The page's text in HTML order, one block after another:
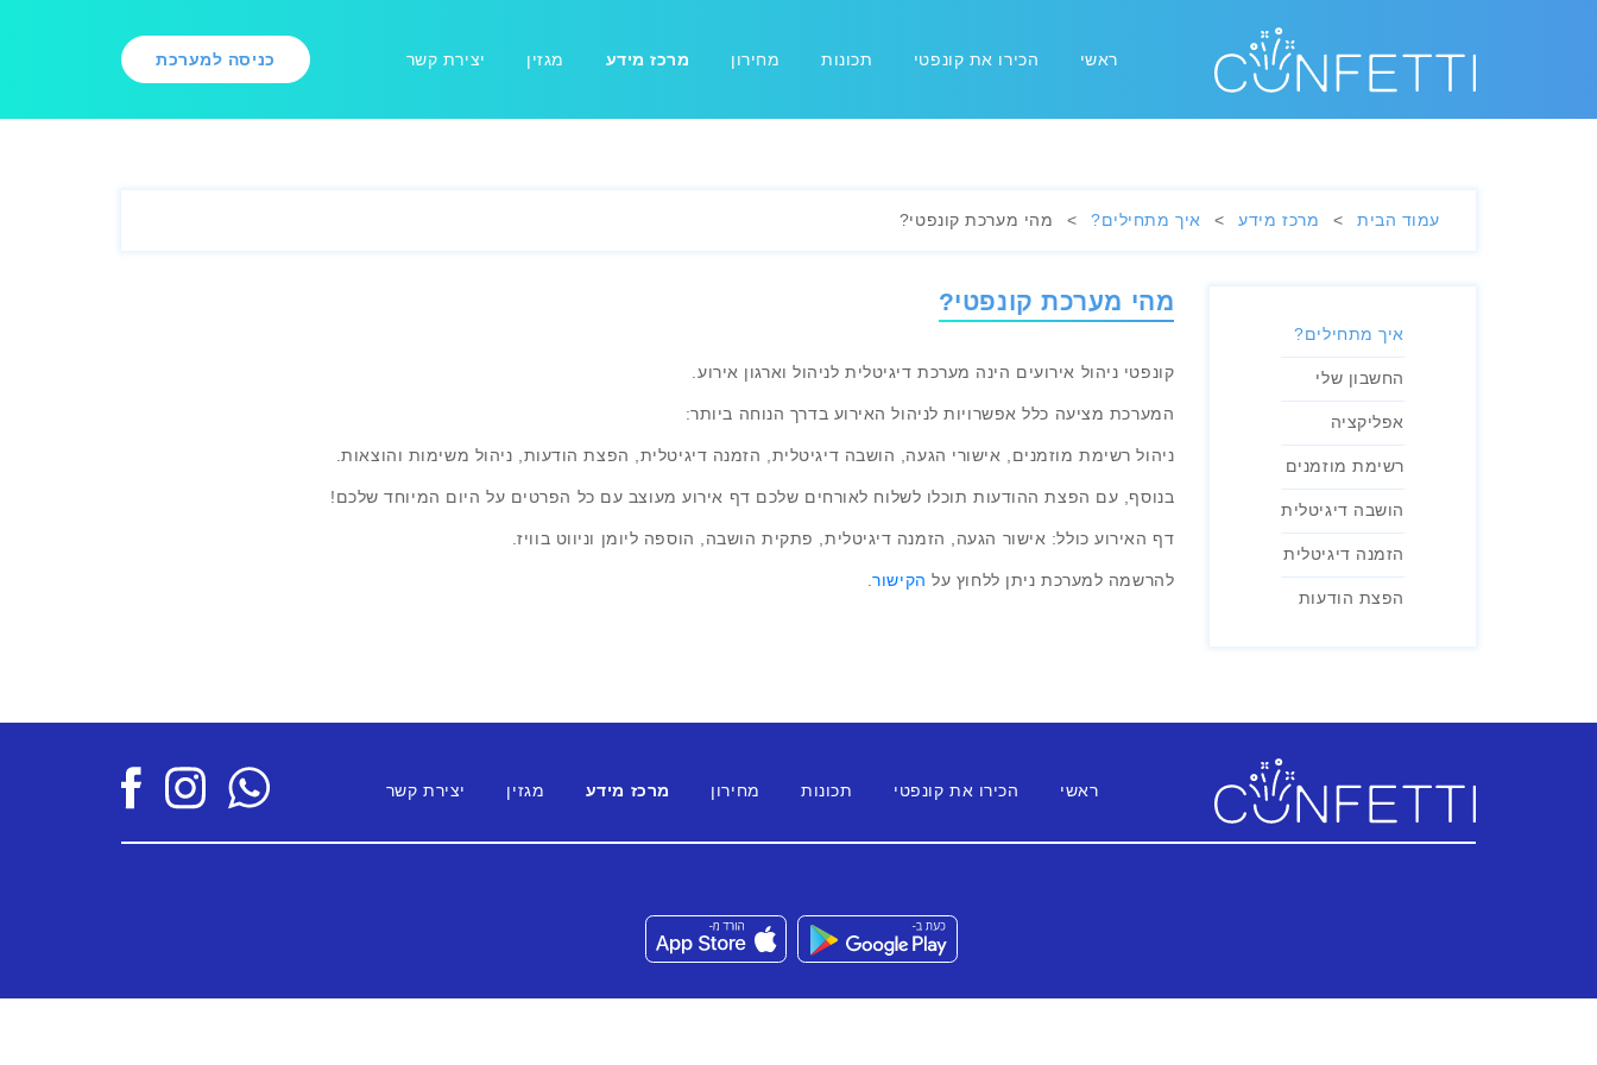
ראשי הכירו את קונפטי תכונות מחירון מרכז מידע מגזין יצירת קשר כניסה למערכת
עמוד הבית > מרכז מידע > איך מתחילים? > מהי מערכת קונפטי?
איך מתחילים?
החשבון שלי
אפליקציה
רשימת מוזמנים
הושבה דיגיטלית
הזמנה דיגיטלית
הפצת הודעות
מהי מערכת קונפטי?
קונפטי ניהול אירועים הינה מערכת דיגיטלית לניהול וארגון אירוע.
המערכת מציעה כלל אפשרויות לניהול האירוע בדרך הנוחה ביותר:
ניהול רשימת מוזמנים, אישורי הגעה, הושבה דיגיטלית, הזמנה דיגיטלית, הפצת הודעות, ניהול משימות והוצאות.
בנוסף, עם הפצת ההודעות תוכלו לשלוח לאורחים שלכם דף אירוע מעוצב עם כל הפרטים על היום המיוחד שלכם!
דף האירוע כולל: אישור הגעה, הזמנה דיגיטלית, פתקית הושבה, הוספה ליומן וניווט בוויז.
להרשמה למערכת ניתן ללחוץ על הקישור.
ראשי הכירו את קונפטי תכונות מחירון מרכז מידע מגזין יצירת קשר